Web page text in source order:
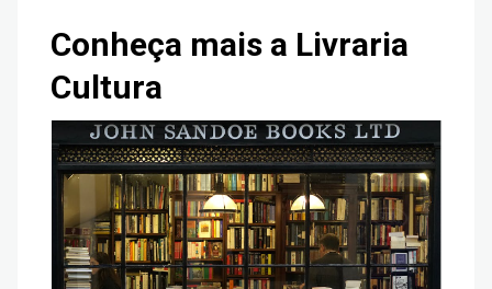
Conheça mais a Livraria
Cultura